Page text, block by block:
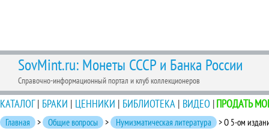
SovMint.ru: Монеты СССР и Банка России
Справочно-информационный портал и клуб коллекционеров
КАТАЛОГ| БРАКИ | ЦЕННИКИ | БИБЛИОТЕКА | ВИДЕО |ПРОДАТЬ
Главная > Общие вопросы > Нумизматическая литература > О 5-ом